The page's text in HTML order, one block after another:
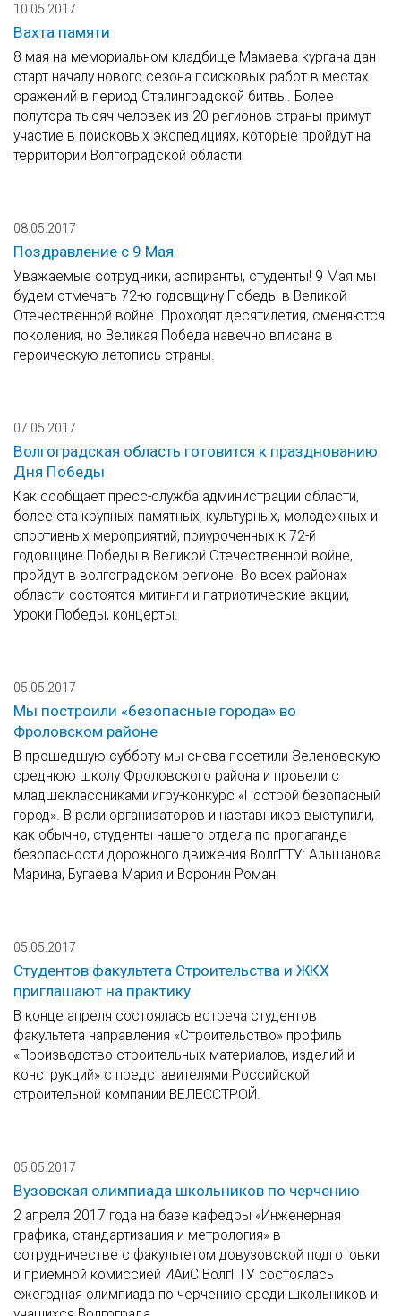
10.05.2017
Вахта памяти
8 мая на мемориальном кладбище Мамаева кургана дан
старт началу нового сезона поисковых работ в местах
сражений в период Сталинградской битвы. Более
полутора тысяч человек из 20 регионов страны примут
участие в поисковых экспедициях, которые пройдут на
территории Волгоградской области.
08.05.2017
Поздравление с 9 Мая
Уважаемые сотрудники, аспиранты, студенты! 9 Мая мы
будем отмечать 72-ю годовщину Победы в Великой
Отечественной войне. Проходят десятилетия, сменяются
поколения, но Великая Победа навечно вписана в
героическую летопись страны.
07.05.2017
Волгоградская область готовится к празднованию
Дня Победы
Как сообщает пресс-служба администрации области,
более ста крупных памятных, культурных, молодежных и
спортивных мероприятий, приуроченных к 72-й
годовщине Победы в Великой Отечественной войне,
пройдут в волгоградском регионе. Во всех районах
области состоятся митинги и патриотические акции,
Уроки Победы, концерты.
05.05.2017
Мы построили «безопасные города» во
Фроловском районе
В прошедшую субботу мы снова посетили Зеленовскую
среднюю школу Фроловского района и провели с
младшеклассниками игру-конкурс «Построй безопасный
город». В роли организаторов и наставников выступили,
как обычно, студенты нашего отдела по пропаганде
безопасности дорожного движения ВолгГТУ: Альшанова
Марина, Бугаева Мария и Воронин Роман.
05.05.2017
Студентов факультета Строительства и ЖКХ
приглашают на практику
В конце апреля состоялась встреча студентов
факультета направления «Строительство» профиль
«Производство строительных материалов, изделий и
конструкций» с представителями Российской
строительной компании ВЕЛЕССТРОЙ.
05.05.2017
Вузовская олимпиада школьников по черчению
2 апреля 2017 года на базе кафедры «Инженерная
графика, стандартизация и метрология» в
сотрудничестве с факультетом довузовской подготовки
и приемной комиссией ИАиС ВолгГТУ состоялась
ежегодная олимпиада по черчению среди школьников и